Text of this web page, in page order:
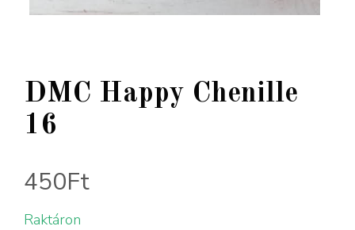
DMC Happy Chenille
16
450Ft
Raktáron